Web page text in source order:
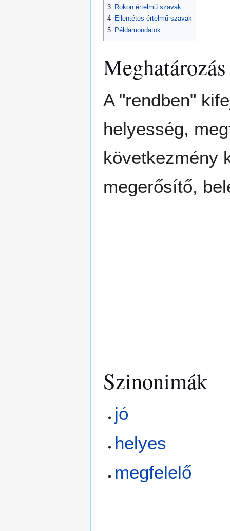
3 Rokon értelmű szavak
4 Ellentétes értelmű szavak
5 Példamondatok
Meghatározás
A "rendben"
helyesség,
következmény
megerősítő,
Szinonimák
jó
helyes
megfelelő